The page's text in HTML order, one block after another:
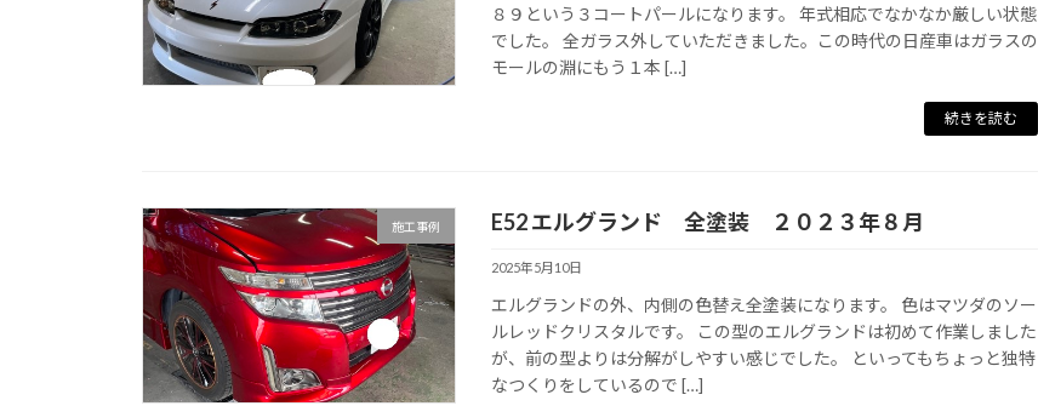
８９という３コートパールになります。 年式相応でなかなか厳しい状態
でした。 全ガラス外していただきました。この時代の日産車はガラスの
モールの淵にもう１本 […]
続きを読む
施工事例 E52 エルグランド 全塗装 ２０２３年８月
2025年5月10日
エルグランドの外、内側の色替え全塗装になります。 色はマツダのソー
ルレッドクリスタルです。 この型のエルグランドは初めて作業しました
が、前の型よりは分解がしやすい感じでした。 といってもちょっと独特
なつくりをしているので […]